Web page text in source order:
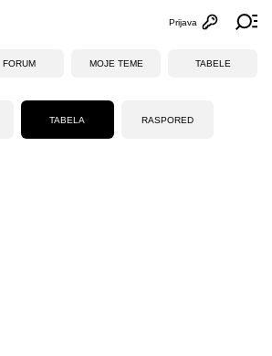
Otvori
Prijava
FORUM MOJE TEME TABELE
TABELA RASPORED